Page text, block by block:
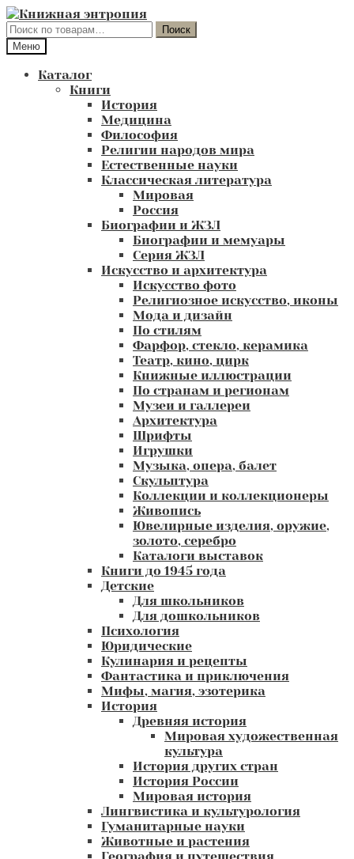
Перейти
к
навигации
Перейти
к
содержимому
Искать:
Поиск
Меню
Каталог
Книги
История
Медицина
Философия
Религии народов мира
Естественные науки
Классическая литература
Мировая
Россия
Биографии и ЖЗЛ
Биографии и мемуары
Серия ЖЗЛ
Искусство и архитектура
Искусство фото
Религиозное искусство, иконы
Мода и дизайн
По стилям
Фарфор, стекло, керамика
Театр, кино, цирк
Книжные иллюстрации
По странам и регионам
Музеи и галлереи
Архитектура
Шрифты
Игрушки
Музыка, опера, балет
Скульптура
Коллекции и коллекционеры
Живопись
Ювелирные изделия, оружие,
золото, серебро
Каталоги выставок
Книги до 1945 года
Детские
Для школьников
Для дошкольников
Психология
Юридические
Кулинария и рецепты
Фантастика и приключения
Мифы, магия, эзотерика
История
Древняя история
Мировая художественная
культура
История других стран
История России
Мировая история
Лингвистика и культурология
Гуманитарные науки
Животные и растения